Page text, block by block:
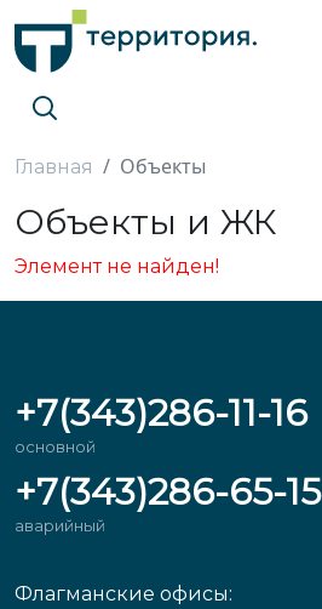
Главная Объекты
Объекты и ЖК
Элемент не найден!
+7(343)286-11-16
основной
+7(343)286-65-15
аварийный
Флагманские офисы: